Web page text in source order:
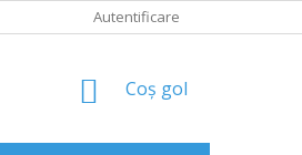
Autentificare
COŞ
CUMPĂRĂTURI
Coş gol